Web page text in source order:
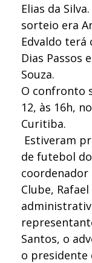
Elias da
sorteio era
Edvaldo terá
Dias Passos
Souza.
O confronto
12, às 16h,
Curitiba.
Estiveram
de futebol
Clube,
Santos, o
o presidente